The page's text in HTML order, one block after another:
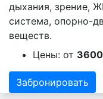
дыхания, зрение,
система, опорно-
веществ.
Цены: от
Забронировать